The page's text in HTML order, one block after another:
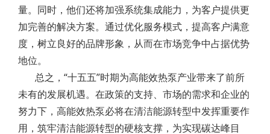
量。同时，他们还将加强系统集成能力，为客户提供更
加完善的解决方案。通过优化服务模式，提高客户满意
度，树立良好的品牌形象，从而在市场竞争中占据优势
地位。
总之，“十五五”时期为高能效热泵产业带来了前所
未有的发展机遇。在政策的支持、市场的需求和企业的
努力下，高能效热泵必将在清洁能源转型中发挥重要作
用，筑牢清洁能源转型的硬核支撑，为实现碳达峰目